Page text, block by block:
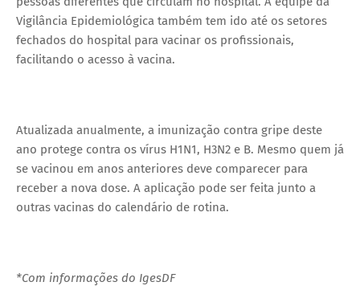
Vigilância Epidemiológica também tem ido até os setores
fechados do hospital para vacinar os profissionais,
facilitando o acesso à vacina.
Atualizada anualmente, a imunização contra gripe deste
ano protege contra os vírus H1N1, H3N2 e B. Mesmo quem já
se vacinou em anos anteriores deve comparecer para
receber a nova dose. A aplicação pode ser feita junto a
outras vacinas do calendário de rotina.
*Com informações do IgesDF